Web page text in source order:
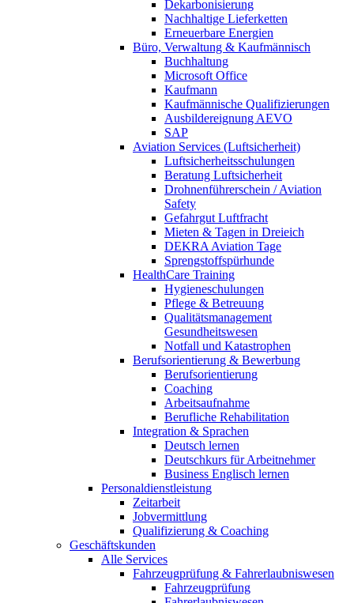
Dekarbonisierung
Nachhaltige Lieferketten
Erneuerbare Energien
Büro, Verwaltung & Kaufmännisch
Buchhaltung
Microsoft Office
Kaufmann
Kaufmännische Qualifizierungen
Ausbildereignung AEVO
SAP
Aviation Services (Luftsicherheit)
Luftsicherheitsschulungen
Beratung Luftsicherheit
Drohnenführerschein / Aviation
Safety
Gefahrgut Luftfracht
Mieten & Tagen in Dreieich
DEKRA Aviation Tage
Sprengstoffspürhunde
HealthCare Training
Hygieneschulungen
Pflege & Betreuung
Qualitätsmanagement
Gesundheitswesen
Notfall und Katastrophen
Berufsorientierung & Bewerbung
Berufsorientierung
Coaching
Arbeitsaufnahme
Berufliche Rehabilitation
Integration & Sprachen
Deutsch lernen
Deutschkurs für Arbeitnehmer
Business Englisch lernen
Personaldienstleistung
Zeitarbeit
Jobvermittlung
Qualifizierung & Coaching
Geschäftskunden
Alle Services
Fahrzeugprüfung & Fahrerlaubniswesen
Fahrzeugprüfung